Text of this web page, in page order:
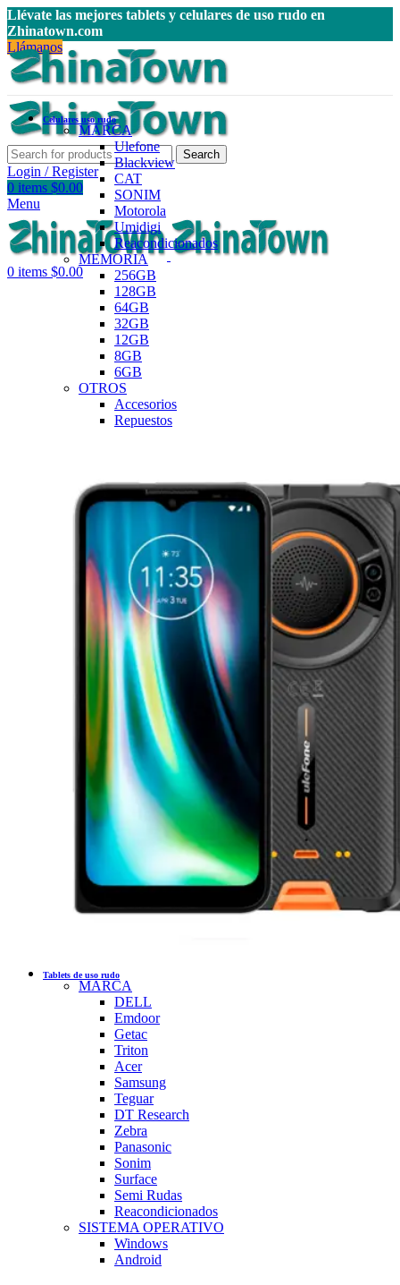
Llévate las mejores tablets y celulares de uso rudo en
Zhinatown.com
Llámanos
Search
Login / Register
0 items $0.00
Menu
0 items $0.00
Celulares uso rudo
MARCA
Ulefone
Blackview
CAT
SONIM
Motorola
Umidigi
Reacondicionados
MEMORIA
256GB
128GB
64GB
32GB
12GB
8GB
6GB
OTROS
Accesorios
Repuestos
Tablets de uso rudo
MARCA
DELL
Emdoor
Getac
Triton
Acer
Samsung
Teguar
DT Research
Zebra
Panasonic
Sonim
Surface
Semi Rudas
Reacondicionados
SISTEMA OPERATIVO
Windows
Android